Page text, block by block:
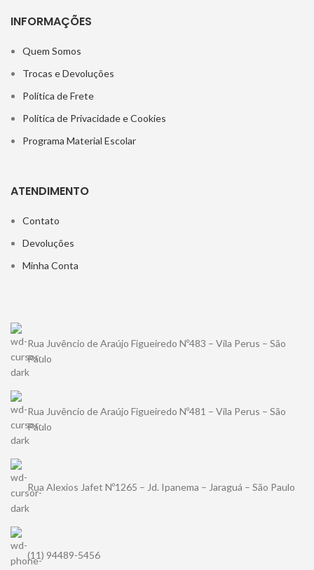
INFORMAÇÕES
Quem Somos
Trocas e Devoluções
Política de Frete
Política de Privacidade e Cookies
Programa Material Escolar
ATENDIMENTO
Contato
Devoluções
Minha Conta
Rua Juvêncio de Araújo Figueiredo Nº483 – Vila Perus – São
Paulo
Rua Juvêncio de Araújo Figueiredo Nº481 – Vila Perus – São
Paulo
Rua Alexios Jafet Nº1265 – Jd. Ipanema – Jaraguá – São Paulo
(11) 94489-5456